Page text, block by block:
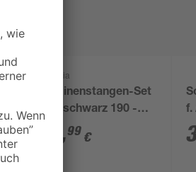
Gardinia
Gardinenstangen-Set
'Sol' schwarz 190 -
340 cm
,99 €
f.